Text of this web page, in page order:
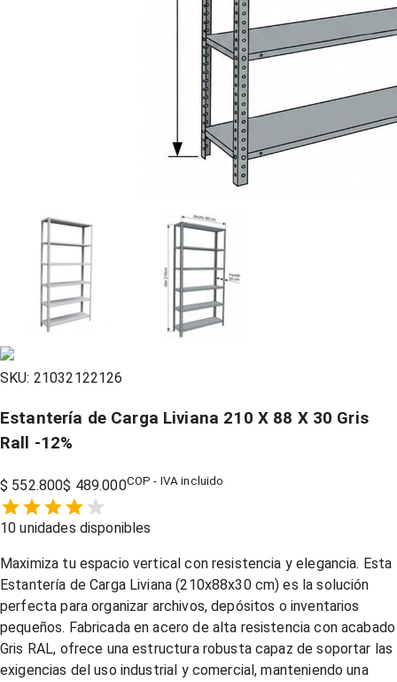
SKU: 21032122126
Estantería de Carga Liviana 210 X 88 X 30 Gris
Rall
-12%
$ 552.800$ 489.000COP - IVA incluido
1 Star,
2 Stars,
3 Stars,
4 Stars,
5 Stars,
10 unidades disponibles
Maximiza tu espacio vertical con resistencia y elegancia. Esta
Estantería de Carga Liviana (210x88x30 cm) es la solución
perfecta para organizar archivos, depósitos o inventarios
pequeños. Fabricada en acero de alta resistencia con acabado
Gris RAL, ofrece una estructura robusta capaz de soportar las
exigencias del uso industrial y comercial, manteniendo una